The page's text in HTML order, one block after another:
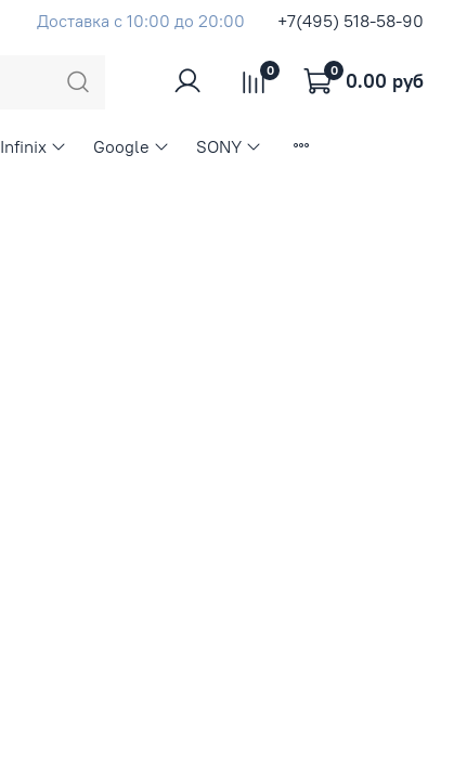
Доставка с 10:00 до 20:00 +7(495) 518-58-90
0 0 0.00 руб
Infinix Google SONY